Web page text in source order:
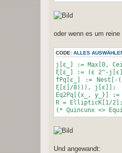
oder wenn es um
CODE: ALLES
j[ε_] := Max[0,
ξ[ε_] := (ε 2^-
fPq[ε_] :=
ξ[ε]/8))), j[ε]];
Eq2Pq[{x_, y_}]
R = EllipticK[1/2];
(* Quincunx <>
Und angewandt: